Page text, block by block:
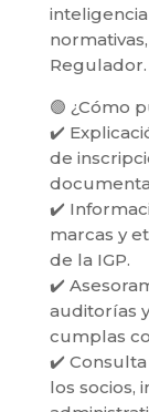
Regulador.
🟢 ¿Cómo
✔️
de
✔️
marcas y
de la IGP.
✔️
auditorías
cumplas
✔️
los socios,